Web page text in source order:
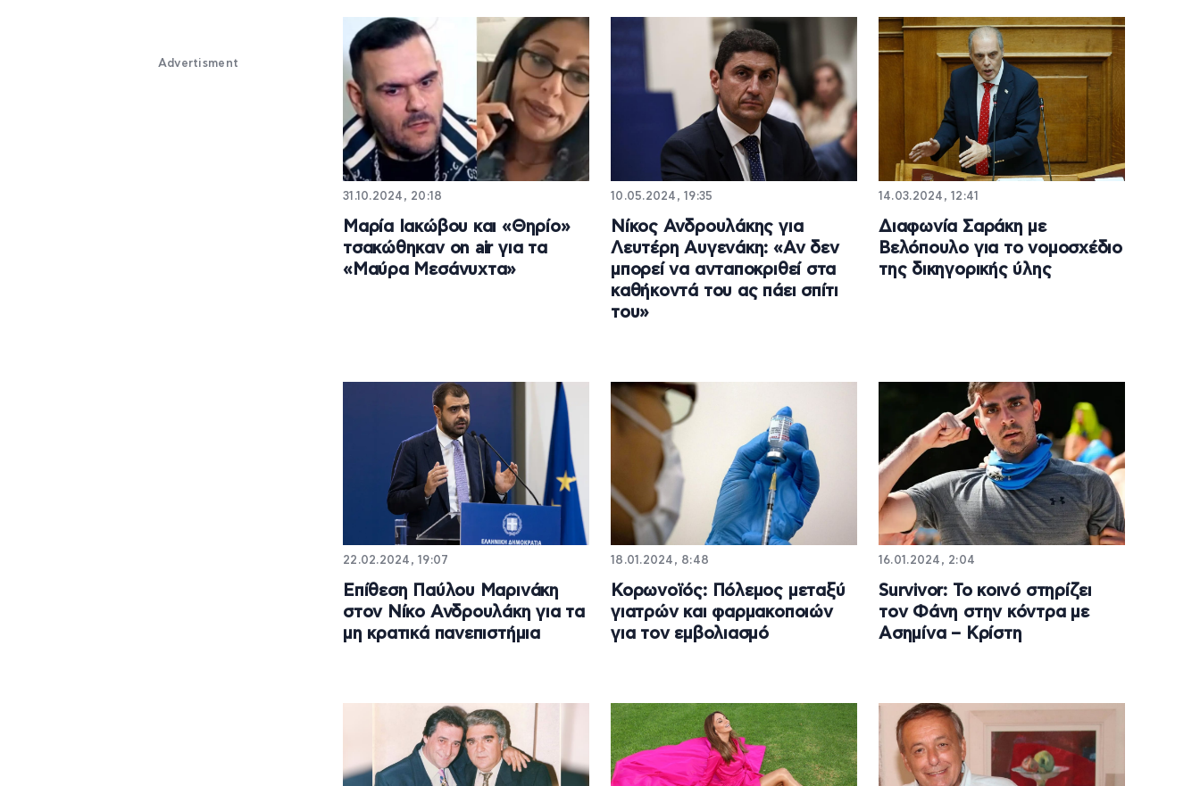
Advertisment
31.10.2024, 20:18
Μαρία Ιακώβου και «Θηρίο»
τσακώθηκαν on air για τα
«Μαύρα Μεσάνυχτα»
10.05.2024, 19:35
Νίκος Ανδρουλάκης για
Λευτέρη Αυγενάκη: «Αν δεν
μπορεί να ανταποκριθεί στα
καθήκοντά του ας πάει σπίτι
του»
14.03.2024, 12:41
Διαφωνία Σαράκη με
Βελόπουλο για το νομοσχέδιο
της δικηγορικής ύλης
22.02.2024, 19:07
Επίθεση Παύλου Μαρινάκη
στον Νίκο Ανδρουλάκη για τα
μη κρατικά πανεπιστήμια
18.01.2024, 8:48
Κορωνοϊός: Πόλεμος μεταξύ
γιατρών και φαρμακοποιών
για τον εμβολιασμό
16.01.2024, 2:04
Survivor: Το κοινό στηρίζει
τον Φάνη στην κόντρα με
Ασημίνα – Κρίστη